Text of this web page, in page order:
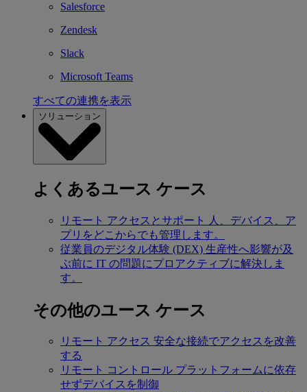
Salesforce
Zendesk
Slack
Microsoft Teams
すべての連携を表示
ソリューション
よくあるユース ケース
リモート アクセスとサポート
人、デバイス、ア
プリをどこからでも管理します。
従業員のデジタル体験 (DEX) 生産性へ影響が及
ぶ前に IT の問題にプロアクティブに解決しま
す。
その他のユース ケース
リモート アクセス 安全な接続でアクセスを改善
する
リモート コントロール プラットフォームに依存
せずデバイスを制御